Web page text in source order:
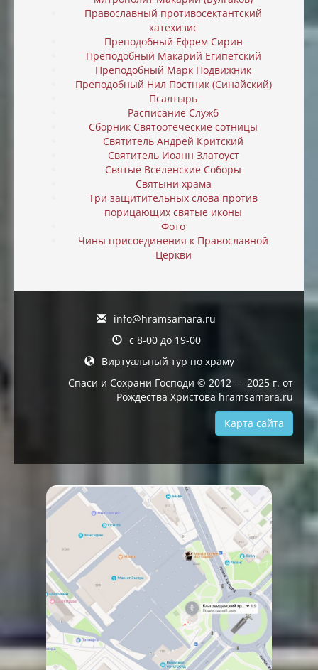
Православный противосектантский
катехизис
Преподобный Ефрем Сирин
Преподобный Макарий Египетский
Преподобный Марк Подвижник
Преподобный Нил Постник (Синайский)
Псалтырь
Расписание Служб
Сборник Святоотеческие сотницы
Святитель Андрей Критский
Святитель Иоанн Златоуст
Святые Вселенские Соборы
Святыни храма
Три защитительных слова против
порицающих святые иконы
Фото
Чины присоединения к Православной
Церкви
info@hramsamara.ru
с 8-00 до 19-00
Виртуальный тур по храму
Спаси и Сохрани Господи © 2012 — 2025 г. от
Рождества Христова hramsamara.ru
Карта сайта